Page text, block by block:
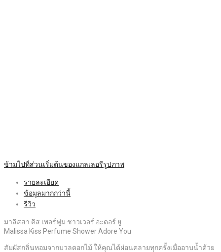
ข้ามไปที่ส่วนเริ่มต้นของแกลเลอรีรูปภาพ
รายละเอียด
ข้อมูลมากกว่านี้
รีวิว
มาลิสสา คิส เพอร์ฟูม ชาวเวอร์ อะดอร์ ยู
Malissa Kiss Perfume Shower Adore You
สัมผัสกลิ่นหอมจากมวลดอกไม้ ให้คุณได้ผ่อนคลายทุกครั้งเมื่ออาบน้ำด้วย